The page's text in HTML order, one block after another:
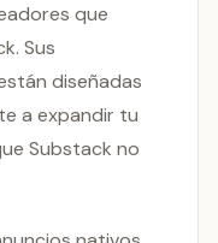
que
Sus
diseñadas
a expandir tu
Substack no